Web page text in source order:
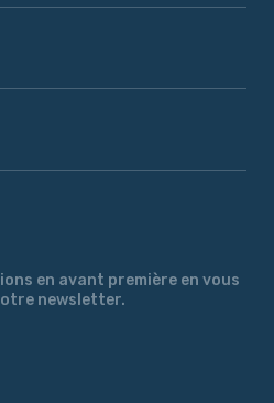
en avant première en vous
newsletter.